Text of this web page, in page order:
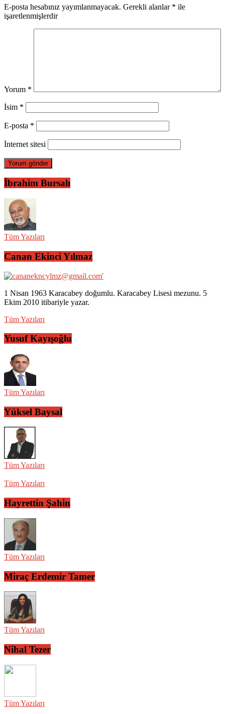
E-posta hesabınız yayımlanmayacak. Gerekli alanlar * ile
işaretlenmişlerdir
Yorum *
İsim *
E-posta *
İnternet sitesi
İbrahim Bursalı
Tüm Yazıları
Canan Ekinci Yılmaz
1 Nisan 1963 Karacabey doğumlu. Karacabey Lisesi mezunu. 5
Ekim 2010 itibariyle yazar.
Tüm Yazıları
Yusuf Kayışoğlu
Tüm Yazıları
Yüksel Baysal
Tüm Yazıları
Tüm Yazıları
Hayrettin Şahin
Tüm Yazıları
Miraç Erdemir Tamer
Tüm Yazıları
Nihal Tezer
Tüm Yazıları